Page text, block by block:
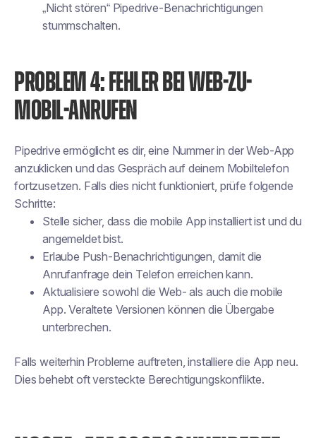
„Nicht stören“ Pipedrive-Benachrichtigungen
stummschalten.
PROBLEM 4: FEHLER BEI WEB-ZU-
MOBIL-ANRUFEN
Pipedrive ermöglicht es dir, eine Nummer in der Web-App
anzuklicken und das Gespräch auf deinem Mobiltelefon
fortzusetzen. Falls dies nicht funktioniert, prüfe folgende
Schritte:
Stelle sicher, dass die mobile App installiert ist und du
angemeldet bist.
Erlaube Push-Benachrichtigungen, damit die
Anrufanfrage dein Telefon erreichen kann.
Aktualisiere sowohl die Web- als auch die mobile
App. Veraltete Versionen können die Übergabe
unterbrechen.
Falls weiterhin Probleme auftreten, installiere die App neu.
Dies behebt oft versteckte Berechtigungskonflikte.